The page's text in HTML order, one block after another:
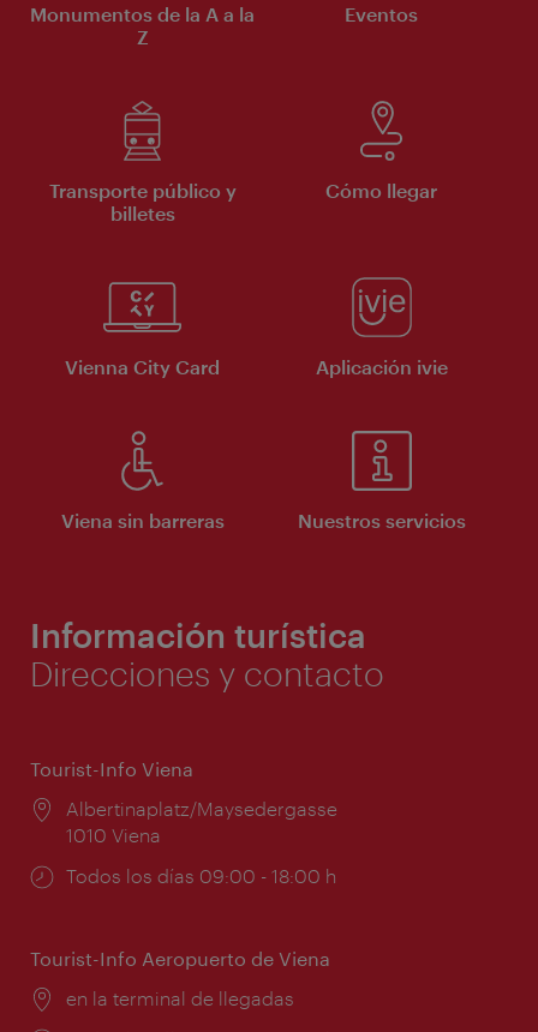
Monumentos de la A a la
Z
Eventos
Transporte público y
billetes
Cómo llegar
Vienna City Card Aplicación ivie
Viena sin barreras Nuestros servicios
Información turística
Direcciones y contacto
Tourist-Info Viena
Lugar:
Albertinaplatz/Maysedergasse
1010 Viena
Horarios
Todos los días 09:00 - 18:00 h
Tourist-Info Aeropuerto de Viena
Lugar:
en la terminal de llegadas